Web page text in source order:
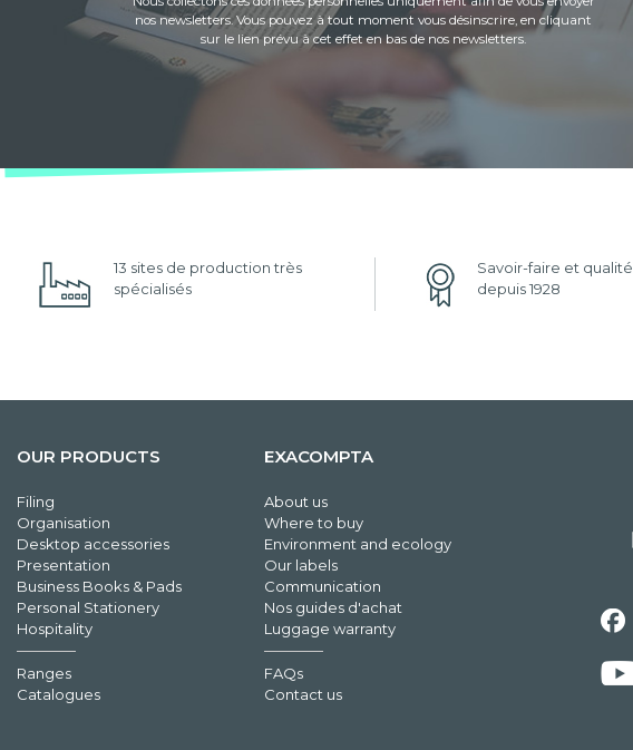
nos newsletters. Vous pouvez à tout moment vous désinscrire, en cliquant
sur le lien prévu à cet effet en bas de nos newsletters.
13 sites de production très
spécialisés
Savoir-faire et qualité
depuis 1928
OUR PRODUCTS
Filing
Organisation
Desktop accessories
Presentation
Business Books & Pads
Personal Stationery
Hospitality
Ranges
Catalogues
EXACOMPTA
About us
Where to buy
Environment and ecology
Our labels
Communication
Nos guides d'achat
Luggage warranty
FAQs
Contact us